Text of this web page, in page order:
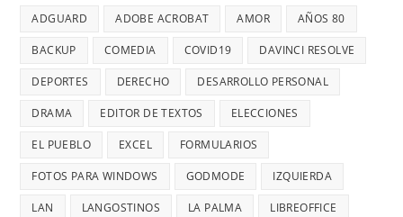
ADGUARD ADOBE ACROBAT AMOR AÑOS 80
BACKUP COMEDIA COVID19 DAVINCI RESOLVE
DEPORTES DERECHO DESARROLLO PERSONAL
DRAMA EDITOR DE TEXTOS ELECCIONES
EL PUEBLO EXCEL FORMULARIOS
FOTOS PARA WINDOWS GODMODE IZQUIERDA
LAN LANGOSTINOS LA PALMA LIBREOFFICE